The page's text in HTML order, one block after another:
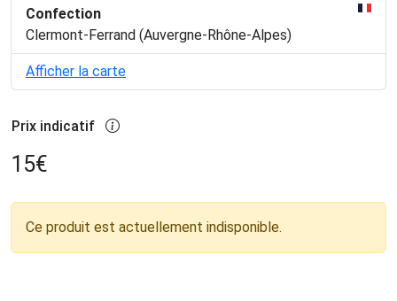
Confection
Clermont-Ferrand (Auvergne-Rhône-Alpes)
Afficher la carte
Prix indicatif
15€
Ce produit est actuellement indisponible.